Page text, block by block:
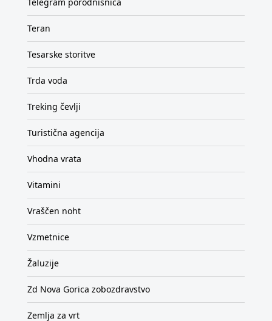
Teran
Tesarske storitve
Trda voda
Treking čevlji
Turistična agencija
Vhodna vrata
Vitamini
Vraščen noht
Vzmetnice
Žaluzije
Zd Nova Gorica zobozdravstvo
Zemlja za vrt